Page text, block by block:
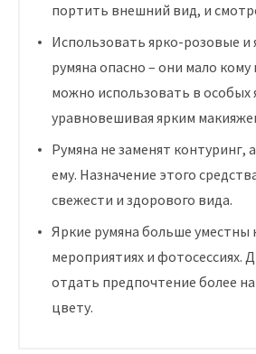
портить внешний вид, и
Использовать ярко-розовые и
румяна опасно – они мало
можно использовать в особых
уравновешивая ярким
Румяна не заменят контуринг,
ему. Назначение этого
свежести и здорового вида.
Яркие румяна больше уместны
мероприятиях и фотосессиях.
отдать предпочтение более
цвету.